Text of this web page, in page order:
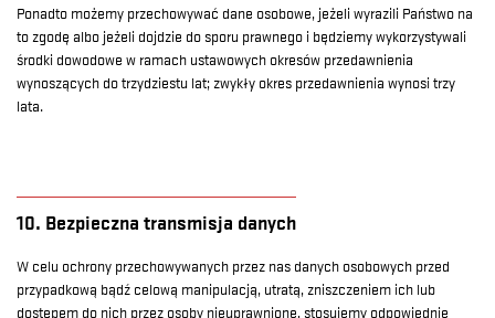
Ponadto możemy przechowywać dane osobowe, jeżeli wyrazili Państwo na
to zgodę albo jeżeli dojdzie do sporu prawnego i będziemy wykorzystywali
środki dowodowe w ramach ustawowych okresów przedawnienia
wynoszących do trzydziestu lat; zwykły okres przedawnienia wynosi trzy
lata.
10. Bezpieczna transmisja danych
W celu ochrony przechowywanych przez nas danych osobowych przed
przypadkową bądź celową manipulacją, utratą, zniszczeniem ich lub
dostępem do nich przez osoby nieuprawnione, stosujemy odpowiednie